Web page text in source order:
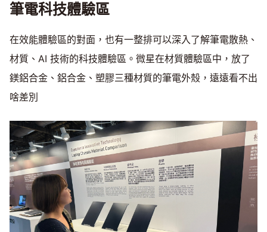
筆電科技體驗區
在效能體驗區的對面，也有一整排可以深入了解筆電散熱、
材質、AI 技術的科技體驗區。微星在材質體驗區中，放了
鎂鋁合金、鋁合金、塑膠三種材質的筆電外殼，遠遠看不出
啥差別